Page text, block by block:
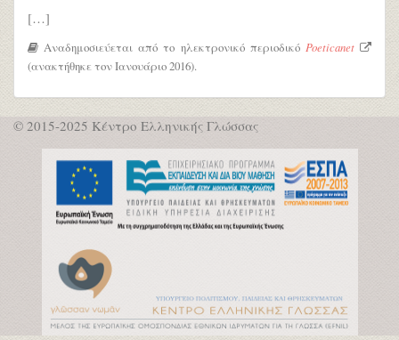
[…]
Αναδημοσιεύεται από το ηλεκτρονικό περιοδικό Poeticanet
(ανακτήθηκε τον Ιανουάριο 2016).
© 2015-2025 Κέντρο Ελληνικής Γλώσσας